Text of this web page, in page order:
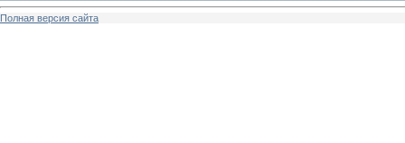
Полная версия сайта